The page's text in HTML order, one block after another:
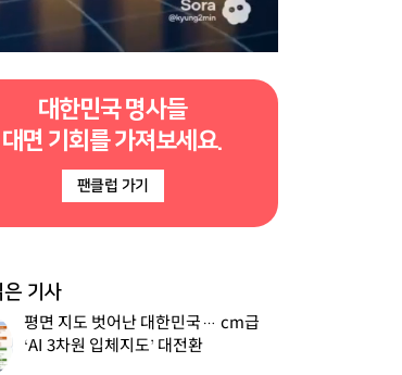
대한민국 명사들
대면 기회를 가져보세요.
팬클럽 가기
은 기사
평면 지도 벗어난 대한민국… cm급
‘AI 3차원 입체지도’ 대전환